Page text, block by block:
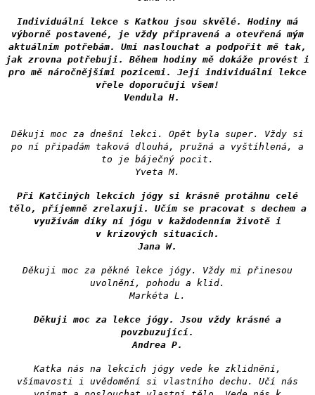
Individuální lekce s Katkou jsou skvělé. Hodiny má
výborně postavené, je vždy připravená a otevřená mým
aktuálním potřebám. Umí naslouchat a podpořit mě tak,
jak zrovna potřebuji. Během hodiny mě dokáže provést i
pro mě náročnějšími pozicemi. Její individuální lekce
vřele doporučuji všem!
Vendula H.
Děkuji moc za dnešní lekci. Opět byla super. Vždy si
po ní připadám taková dlouhá, pružná a vyštíhlená, a
to je báječný pocit.
Yveta M.
Při Katčiných lekcích jógy si krásně protáhnu celé
tělo, příjemně zrelaxuji. Učím se pracovat s dechem a
využívám díky ní jógu v každodenním životě i
v krizových situacích.
Jana W.
Děkuji moc za pěkné lekce jógy. Vždy mi přinesou
uvolnění, pohodu a klid.
Markéta L.
Děkuji moc za lekce jógy. Jsou vždy krásné a
povzbuzující.
Andrea P.
Katka nás na lekcích jógy vede ke zklidnění,
všímavosti i uvědomění si vlastního dechu. Učí nás